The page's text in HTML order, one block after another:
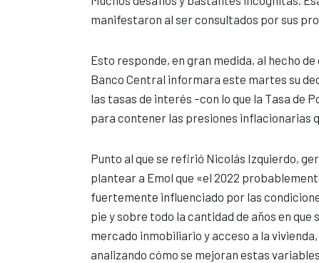
manifestaron al ser consultados por sus
Esto responde, en gran medida, al hecho
Banco Central informara este martes su
las tasas de interés –con lo que la Tasa de
para contener las presiones inflacionarias
Punto al que se refirió Nicolás Izquierdo,
plantear a Emol que «el 2022
fuertemente influenciado por las
pie y sobre todo la cantidad de años en
mercado inmobiliario y acceso a la
analizando cómo se mejoran estas